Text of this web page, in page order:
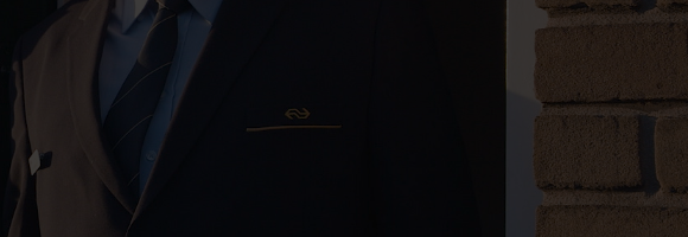
we zien wat er vandaag gebeurt en wat dat -